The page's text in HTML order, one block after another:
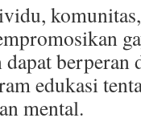
berperan
edukasi
mental.